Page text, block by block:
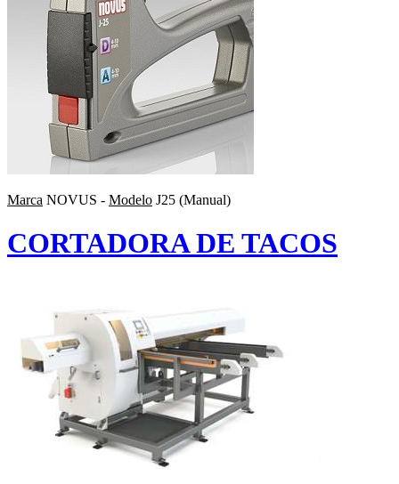
Marca NOVUS - Modelo J25 (Manual)
CORTADORA DE TACOS